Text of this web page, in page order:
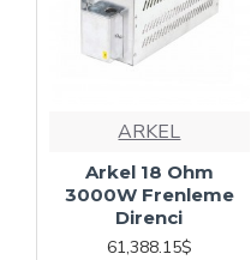
ARKEL
Arkel 18 Ohm
3000W Frenleme
Direnci
61,388.15$